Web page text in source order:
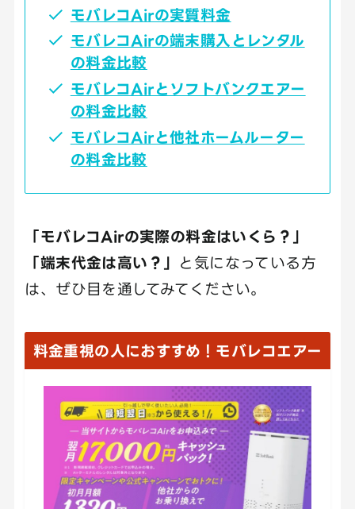
モバレコAirの実質料金
モバレコAirの端末購入とレンタル
の料金比較
モバレコAirとソフトバンクエアー
の料金比較
モバレコAirと他社ホームルーター
の料金比較
「モバレコAirの実際の料金はいくら？」
「端末代金は高い？」
と気になっている方
は、ぜひ目を通してみてください。
料金重視の人におすすめ！モバレコエアー